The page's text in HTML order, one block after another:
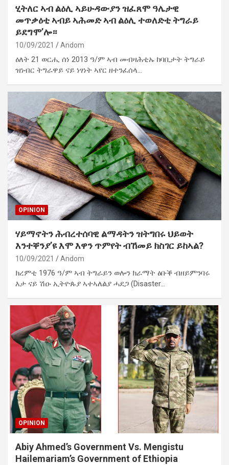
ሂትለር ኣብ ልዕሊ ኣይሁዳውያን ዝፈጸሞ ዓሌታዊ
መጥቃዕቲ ኣብይ ኣሕመድ ኣብ ልዕሊ ተወለድቲ ትግራይ
ይደግሞ’ሎ።
10/09/2021 Andom
ዕለት 21 ወርሒ ሰነ 2013 ዓ/ም ኣብ መብዛሕቲኡ ከባቢታት ትግራይ
ዝነብር ትግራዋይ ናይ ነፃነት ኣየር ዘተንፈሰላ…
OPINION
ሃይማኖትን ሕብረተሰባዊ ልማዳትን ዝትግበሩ ህይወት
እንተቐንያ’ዩ እሞ እዋን ጥምየት ብኸመይ ክስገር ይከኣል?
10/09/2021 Andom
ክረምቲ 1976 ዓ/ም ኣብ ትግራይን ወሎን ክራማት ፅቡቕ ብዘይምንባሩ
እታ ናይ ሽዑ ኢትዮጱያ ኣተኣለልያ ሓደጋ (Disaster…
OPINION
Abiy Ahmed’s Government Vs. Mengistu
Hailemariam’s Government of Ethiopia